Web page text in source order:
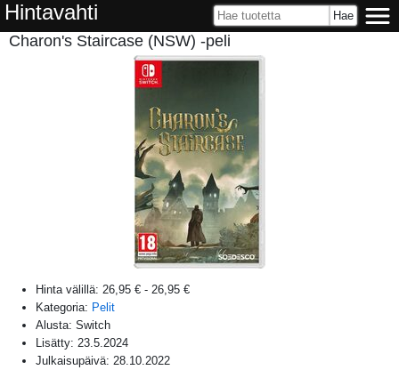
Hintavahti
Charon's Staircase (NSW) -peli
Hinta välillä: 26,95 € - 26,95 €
Kategoria: Pelit
Alusta: Switch
Lisätty: 23.5.2024
Julkaisupäivä: 28.10.2022